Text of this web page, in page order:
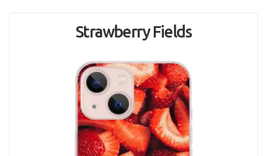
Strawberry Fields